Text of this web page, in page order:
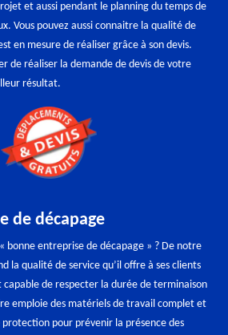
et aussi pendant le planning du temps de
Vous pouvez aussi connaitre la qualité de
en mesure de réaliser grâce à son devis.
de réaliser la demande de devis de votre
résultat.
de décapage
bonne entreprise de décapage » ? De notre
la qualité de service qu’il offre à ses clients
capable de respecter la durée de terminaison
emploie des matériels de travail complet et
pour prévenir la présence des